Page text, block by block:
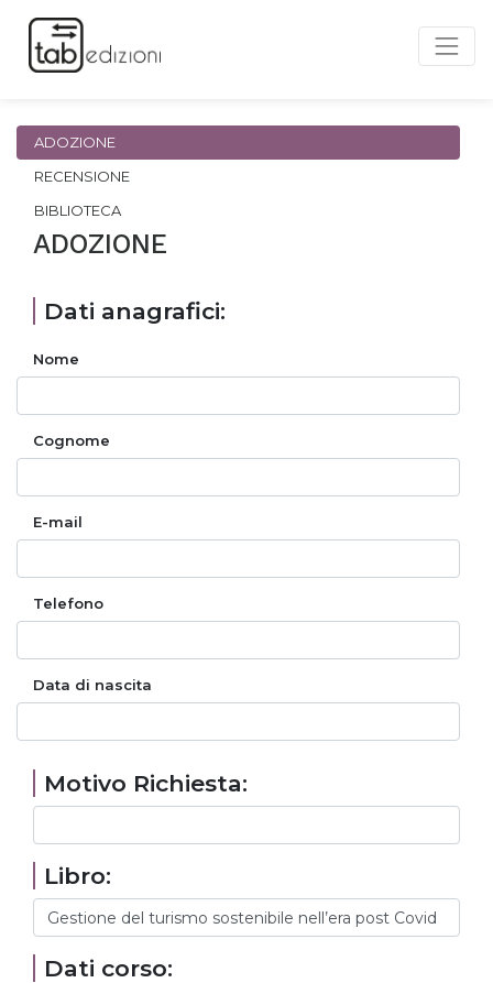
ADOZIONE
RECENSIONE
BIBLIOTECA
ADOZIONE
Dati anagrafici:
Nome
Cognome
E-mail
Telefono
Data di nascita
Motivo Richiesta:
Libro:
Dati corso: